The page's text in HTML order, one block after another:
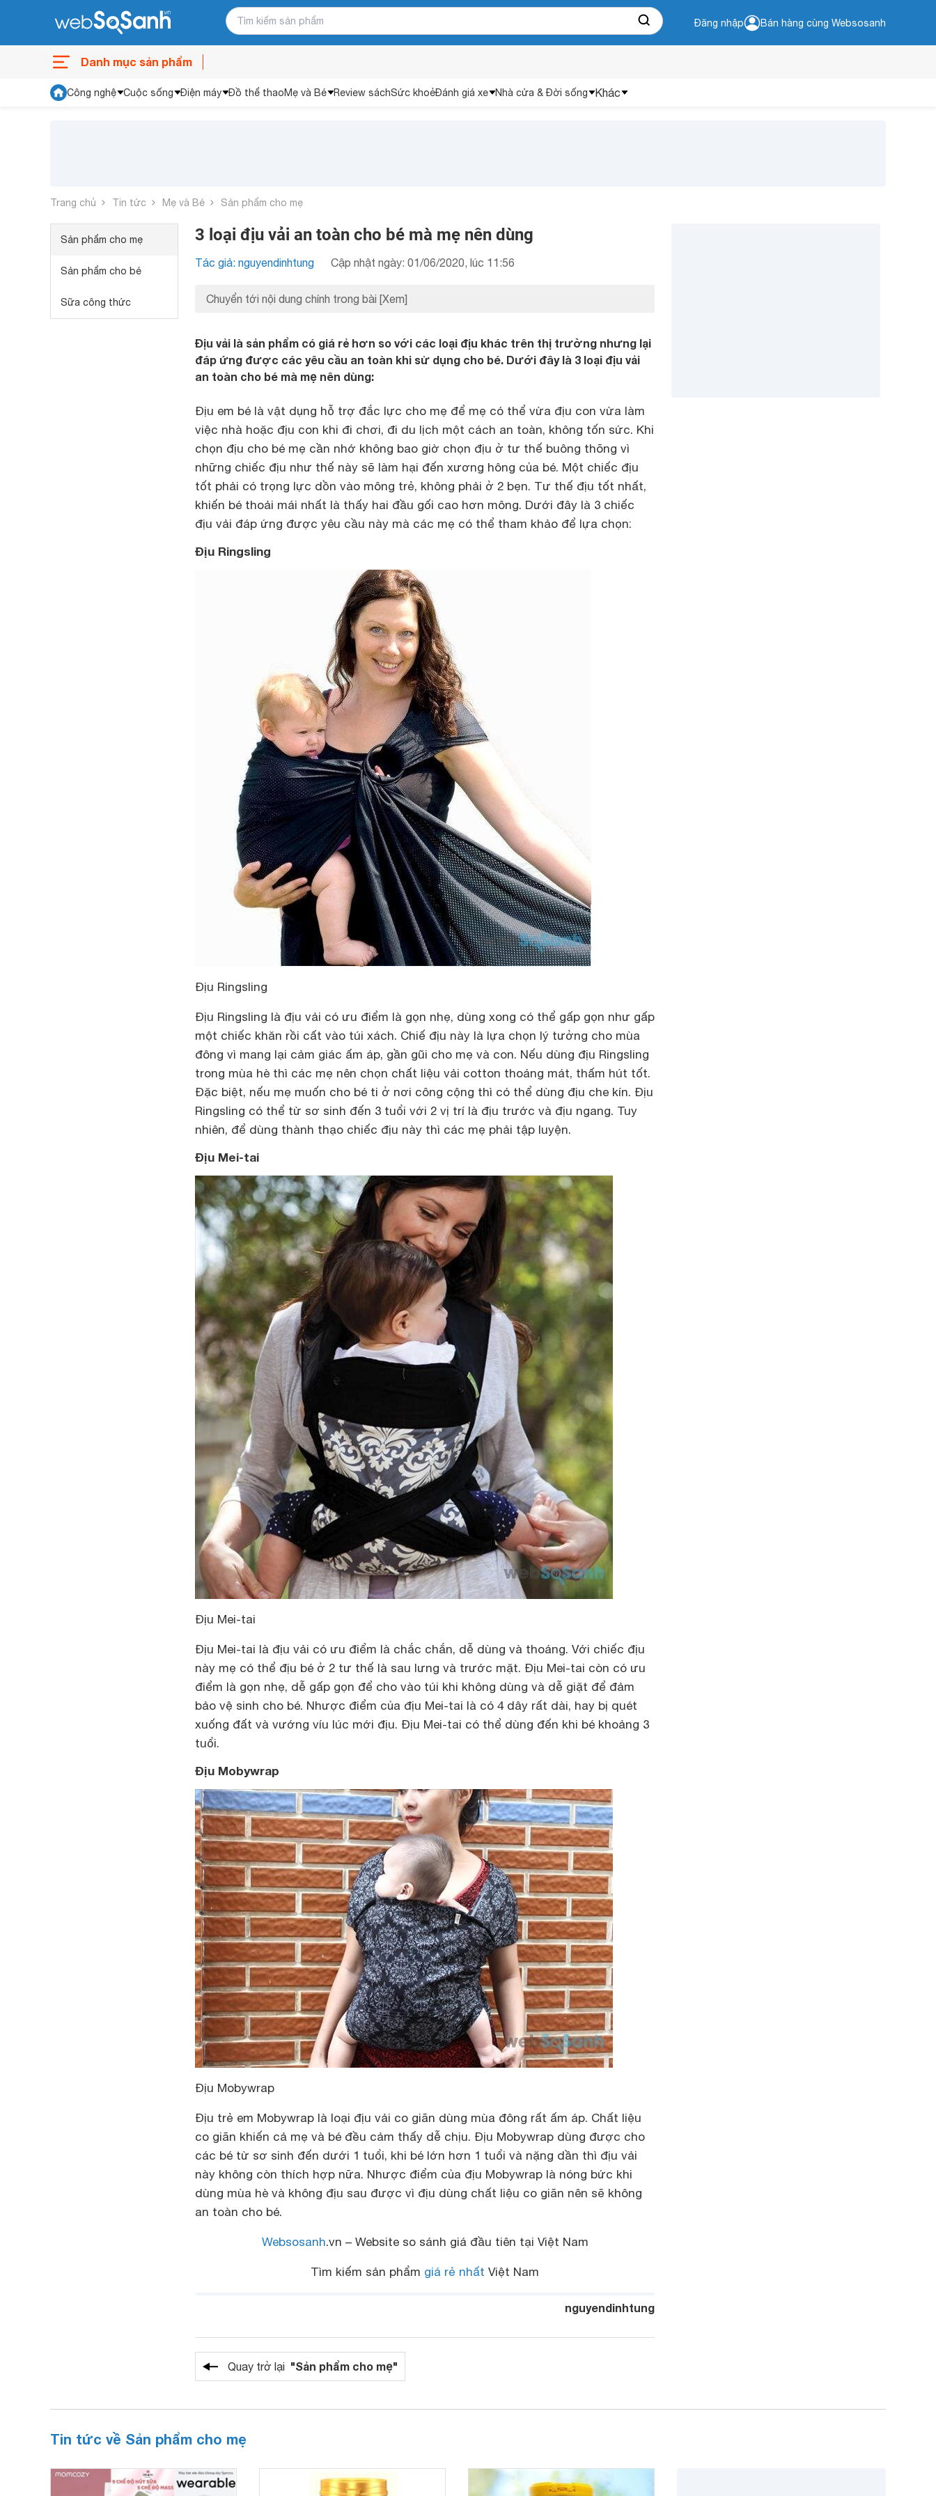
Đăng nhập Bán hàng cùng Websosanh
Danh mục sản phẩm
Công nghệ Cuộc sống Điện máy Đồ thể thaoMẹ và Bé Review sáchSức khoẻĐánh giá xe Nhà cửa & Đời sống Khác
Trang chủ Tin tức Mẹ và Bé Sản phẩm cho mẹ
Sản phẩm cho mẹ
Sản phẩm cho bé
Sữa công thức
3 loại địu vải an toàn cho bé mà mẹ nên dùng
Tác giả: nguyendinhtung Cập nhật ngày: 01/06/2020, lúc 11:56
Chuyển tới nội dung chính trong bài [Xem]
Địu vải là sản phẩm có giá rẻ hơn so với các loại địu khác trên thị trường nhưng lại
đáp ứng được các yêu cầu an toàn khi sử dụng cho bé. Dưới đây là 3 loại địu vải
an toàn cho bé mà mẹ nên dùng:
Địu em bé là vật dụng hỗ trợ đắc lực cho mẹ để mẹ có thể vừa địu con vừa làm
việc nhà hoặc địu con khi đi chơi, đi du lịch một cách an toàn, không tốn sức. Khi
chọn địu cho bé mẹ cần nhớ không bao giờ chọn địu ở tư thế buông thõng vì
những chiếc địu như thế này sẽ làm hại đến xương hông của bé. Một chiếc địu
tốt phải có trọng lực dồn vào mông trẻ, không phải ở 2 bẹn. Tư thế địu tốt nhất,
khiến bé thoải mái nhất là thấy hai đầu gối cao hơn mông. Dưới đây là 3 chiếc
địu vải đáp ứng được yêu cầu này mà các mẹ có thể tham khảo để lựa chọn:
Địu Ringsling
Địu Ringsling
Địu Ringsling là địu vải có ưu điểm là gọn nhẹ, dùng xong có thể gấp gọn như gấp
một chiếc khăn rồi cất vào túi xách. Chiế địu này là lựa chọn lý tưởng cho mùa
đông vì mang lại cảm giác ấm áp, gần gũi cho mẹ và con. Nếu dùng địu Ringsling
trong mùa hè thì các mẹ nên chọn chất liệu vải cotton thoáng mát, thấm hút tốt.
Đặc biệt, nếu mẹ muốn cho bé ti ở nơi công cộng thì có thể dùng địu che kín. Địu
Ringsling có thể từ sơ sinh đến 3 tuổi với 2 vị trí là địu trước và địu ngang. Tuy
nhiên, để dùng thành thạo chiếc địu này thì các mẹ phải tập luyện.
Địu Mei-tai
Địu Mei-tai
Địu Mei-tai là địu vải có ưu điểm là chắc chắn, dễ dùng và thoáng. Với chiếc địu
này mẹ có thể địu bé ở 2 tư thế là sau lưng và trước mặt. Địu Mei-tai còn có ưu
điểm là gọn nhẹ, dễ gấp gọn để cho vào túi khi không dùng và dễ giặt để đảm
bảo vệ sinh cho bé. Nhược điểm của địu Mei-tai là có 4 dây rất dài, hay bị quét
xuống đất và vướng víu lúc mới địu. Địu Mei-tai có thể dùng đến khi bé khoảng 3
tuổi.
Địu Mobywrap
Địu Mobywrap
Địu trẻ em Mobywrap là loại địu vải co giãn dùng mùa đông rất ấm áp. Chất liệu
co giãn khiến cả mẹ và bé đều cảm thấy dễ chịu. Địu Mobywrap dùng được cho
các bé từ sơ sinh đến dưới 1 tuổi, khi bé lớn hơn 1 tuổi và nặng dần thì địu vải
này không còn thích hợp nữa. Nhược điểm của địu Mobywrap là nóng bức khi
dùng mùa hè và không địu sau được vì địu dùng chất liệu co giãn nên sẽ không
an toàn cho bé.
Websosanh.vn – Website so sánh giá đầu tiên tại Việt Nam
Tìm kiếm sản phẩm giá rẻ nhất Việt Nam
nguyendinhtung
Quay trở lại "Sản phẩm cho mẹ"
Tin tức về Sản phẩm cho mẹ